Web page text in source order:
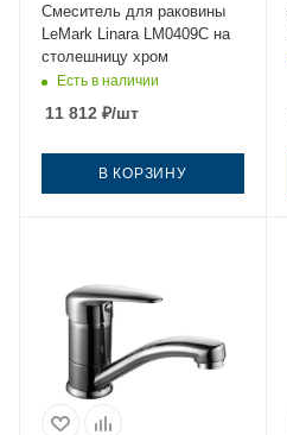
Смеситель для раковины
LeMark Linara LM0409C на
столешницу хром
Есть в наличии
11 812 ₽/шт
В КОРЗИНУ